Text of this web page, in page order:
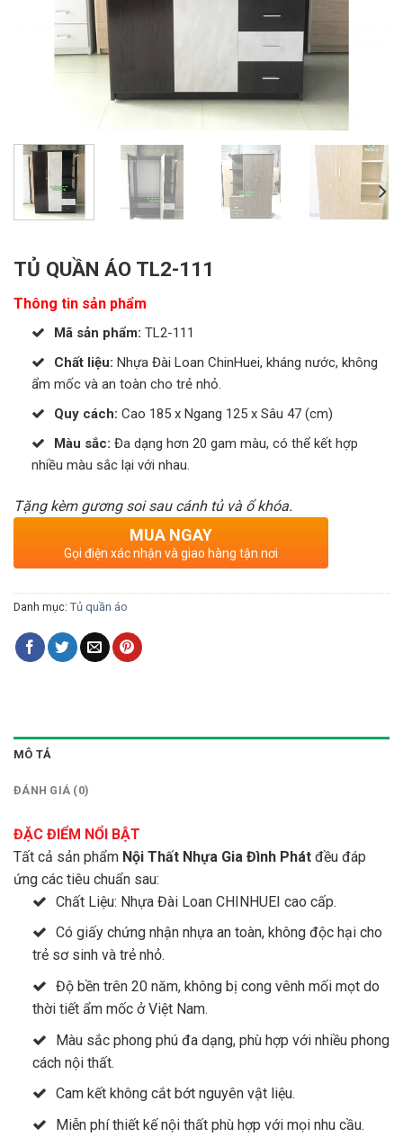
TỦ QUẦN ÁO TL2-111
Thông tin sản phẩm
Mã sản phẩm: TL2-111
Chất liệu: Nhựa Đài Loan ChinHuei, kháng nước, không
ẩm mốc và an toàn cho trẻ nhỏ.
Quy cách: Cao 185 x Ngang 125 x Sâu 47 (cm)
Màu sắc: Đa dạng hơn 20 gam màu, có thể kết hợp
nhiều màu sắc lại với nhau.
Tặng kèm gương soi sau cánh tủ và ổ khóa.
MUA NGAY
Gọi điện xác nhận và giao hàng tận nơi
Danh mục: Tủ quần áo
MÔ TẢ
ĐÁNH GIÁ (0)
ĐẶC ĐIỂM NỔI BẬT
Tất cả sản phẩm Nội Thất Nhựa Gia Đình Phát đều đáp
ứng các tiêu chuẩn sau:
Chất Liệu: Nhựa Đài Loan CHINHUEI cao cấp.
Có giấy chứng nhận nhựa an toàn, không độc hại cho
trẻ sơ sinh và trẻ nhỏ.
Độ bền trên 20 năm, không bị cong vênh mối mọt do
thời tiết ẩm mốc ở Việt Nam.
Màu sắc phong phú đa dạng, phù hợp với nhiều phong
cách nội thất.
Cam kết không cắt bớt nguyên vật liệu.
Miễn phí thiết kế nội thất phù hợp với mọi nhu cầu.